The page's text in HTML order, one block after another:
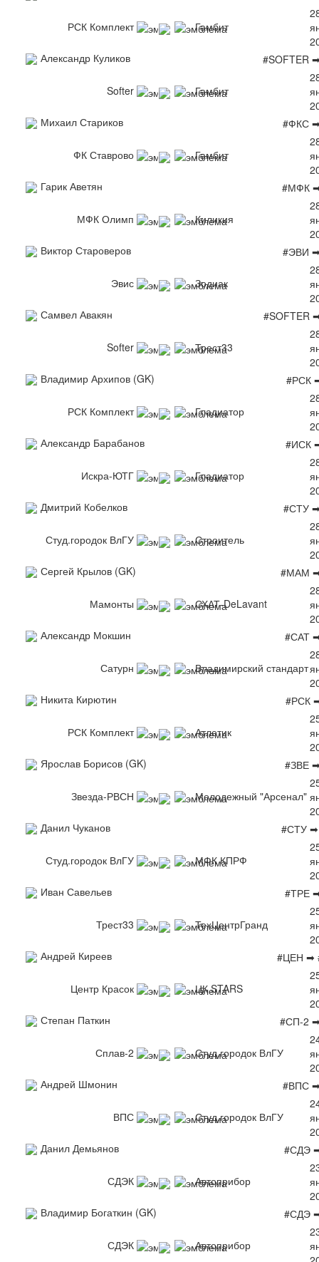
РСК Комплект Гамбит
Александр Куликов
#SOFTER
Softer Гамбит
Михаил Стариков
#ФКС
ФК Ставрово Гамбит
Гарик Аветян
#МФК
МФК Олимп Киликия
Виктор Староверов
#ЭВИ
Эвис Зодиак
Самвел Авакян
#SOFTER
Softer Трест33
Владимир Архипов (GK)
#РСК
РСК Комплект Гладиатор
Александр Барабанов
#ИСК
Искра-ЮТГ Гладиатор
Дмитрий Кобелков
#СТУ
Студ.городок ВлГУ Строитель
Сергей Крылов (GK)
#МАМ
Мамонты СХАТ-DeLavant
Александр Мокшин
#САТ
Сатурн Владимирский стандарт
Никита Кирютин
#РСК
РСК Комплект Атлетик
Ярослав Борисов (GK)
#ЗВЕ
Звезда-РВСН Молодежный "Арсенал"
Данил Чуканов
#СТУ
Студ.городок ВлГУ МФК КПРФ
Иван Савельев
#ТРЕ
Трест33 ТехЦентрГранд
Андрей Киреев
#ЦЕН ➡
Центр Красок ЦК STARS
Степан Паткин
#СП-2
Сплав-2 Студ.городок ВлГУ
Андрей Шмонин
#ВПС
ВПС Студ.городок ВлГУ
Данил Демьянов
#СДЭ
СДЭК Автоприбор
Владимир Богаткин (GK)
#СДЭ
СДЭК Автоприбор